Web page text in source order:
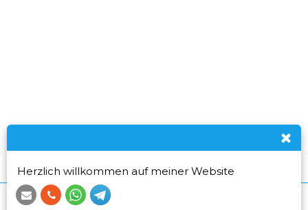
Herzlich willkommen auf meiner Website